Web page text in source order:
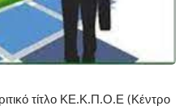
τίτλο ΚΕ.Κ.Π.Ο.Ε (Κέντρο